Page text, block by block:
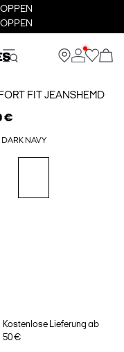
FIT JEANSHEMD
€
NAVY
Kostenlose Lieferung ab
50 €